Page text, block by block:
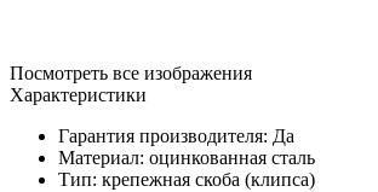
Посмотреть все изображения
Характеристики
Гарантия производителя: Да
Материал: оцинкованная сталь
Тип: крепежная скоба (клипса)